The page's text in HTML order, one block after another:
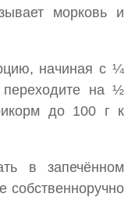
морковь и
начиная с ¼
на ½
до 100 г к
в запечённом
собственноручно